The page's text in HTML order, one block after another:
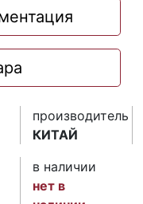
производитель
КИТАЙ
в наличии
нет в